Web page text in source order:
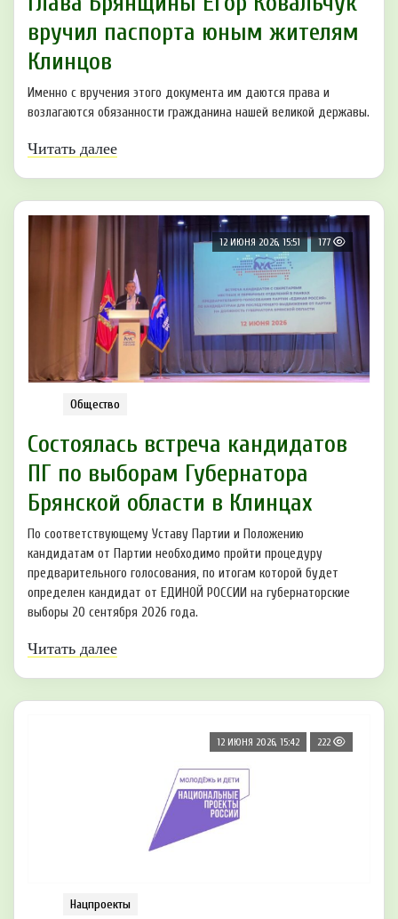
вручил паспорта юным жителям
Клинцов
Именно с вручения этого документа им даются права и
возлагаются обязанности гражданина нашей великой державы.
Читать далее
12 ИЮНЯ 2026, 15:51 177
Общество
Состоялась встреча кандидатов
ПГ по выборам Губернатора
Брянской области в Клинцах
По соответствующему Уставу Партии и Положению
кандидатам от Партии необходимо пройти процедуру
предварительного голосования, по итогам которой будет
определен кандидат от ЕДИНОЙ РОССИИ на губернаторские
выборы 20 сентября 2026 года.
Читать далее
12 ИЮНЯ 2026, 15:42 222
Нацпроекты